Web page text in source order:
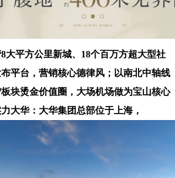
大平方公里新城、18个百万方超大型社
平台，营销核心德律风；以南北中轴线
块烫金价值圈，大场机场做为宝山核心
大华：大华集团总部位于上海，